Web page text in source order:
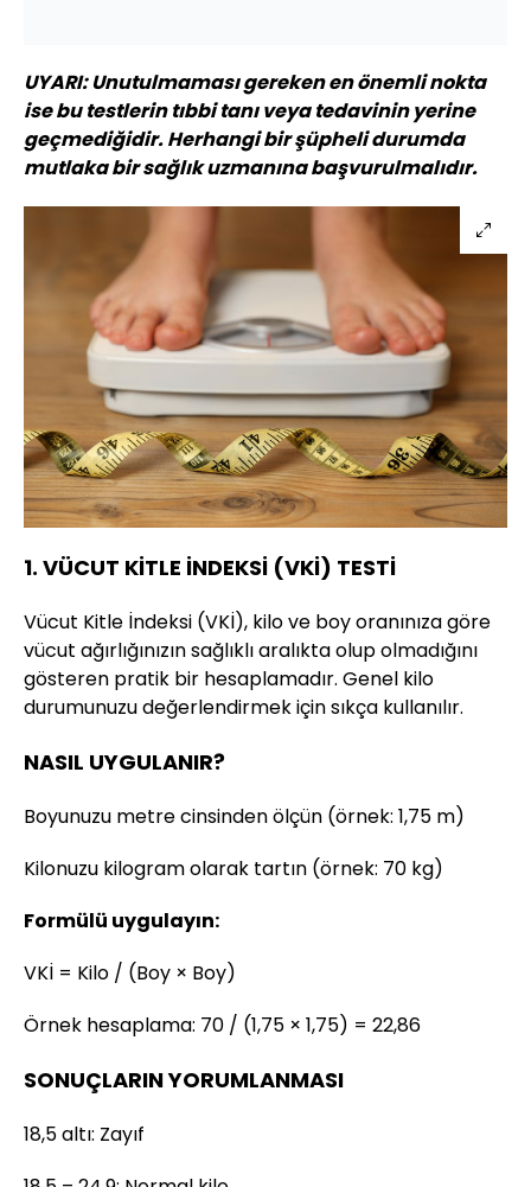
UYARI: Unutulmaması gereken en önemli nokta
ise bu testlerin tıbbi tanı veya tedavinin yerine
geçmediğidir. Herhangi bir şüpheli durumda
mutlaka bir sağlık uzmanına başvurulmalıdır.
1. VÜCUT KİTLE İNDEKSİ (VKİ) TESTİ
Vücut Kitle İndeksi (VKİ), kilo ve boy oranınıza göre
vücut ağırlığınızın sağlıklı aralıkta olup olmadığını
gösteren pratik bir hesaplamadır. Genel kilo
durumunuzu değerlendirmek için sıkça kullanılır.
NASIL UYGULANIR?
Boyunuzu metre cinsinden ölçün (örnek: 1,75 m)
Kilonuzu kilogram olarak tartın (örnek: 70 kg)
Formülü uygulayın:
VKİ = Kilo / (Boy × Boy)
Örnek hesaplama: 70 / (1,75 × 1,75) = 22,86
SONUÇLARIN YORUMLANMASI
18,5 altı: Zayıf